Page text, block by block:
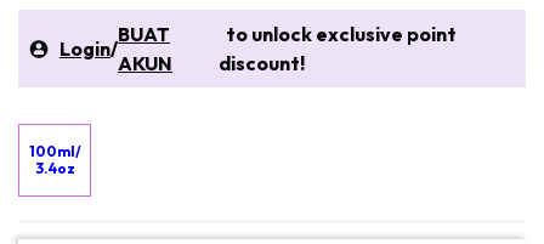
Login/
BUAT
AKUN
to unlock exclusive point
discount!
100ml/
3.4oz